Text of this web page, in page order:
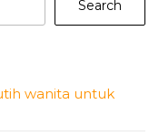
Search
wanita untuk